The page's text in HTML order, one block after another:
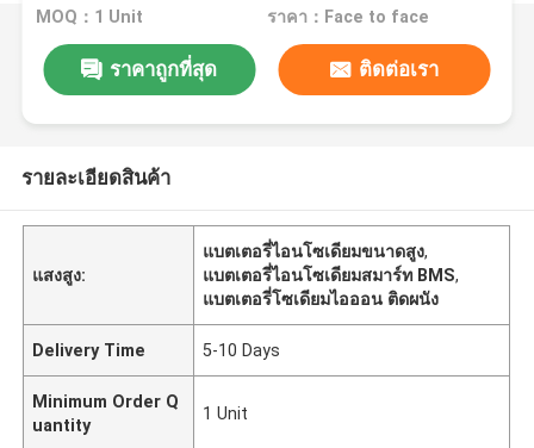
MOQ：1 Unit ราคา：Face to face
ราคาถูกที่สุด ติดต่อเรา
รายละเอียดสินค้า
แสงสูง:
แบตเตอรี่ไอนโซเดียมขนาดสูง,
แบตเตอรี่ไอนโซเดียมสมาร์ท BMS,
แบตเตอรี่โซเดียมไอออน ติดผนัง
Delivery Time 5-10 Days
Minimum Order Q
uantity
1 Unit